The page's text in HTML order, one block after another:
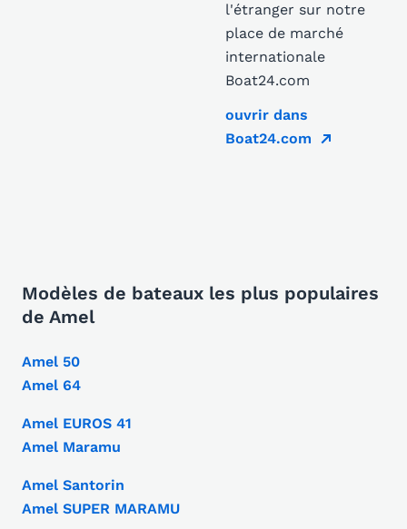
l'étranger sur notre
place de marché
internationale
Boat24.com
ouvrir dans
Boat24.com
Modèles de bateaux les plus populaires
de Amel
Amel 50
Amel 64
Amel EUROS 41
Amel Maramu
Amel Santorin
Amel SUPER MARAMU